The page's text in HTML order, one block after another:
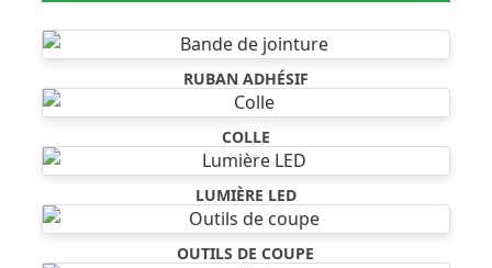
RUBAN ADHÉSIF
COLLE
LUMIÈRE LED
OUTILS DE COUPE